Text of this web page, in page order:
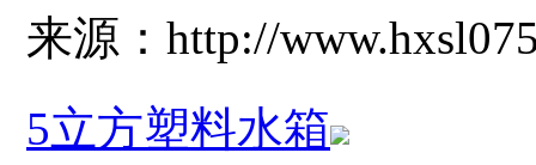
来源：http://
5立方塑料水箱